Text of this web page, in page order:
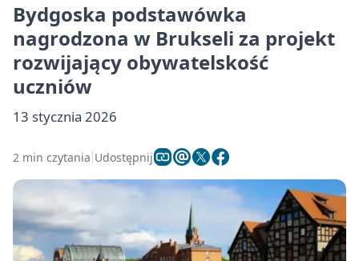
Bydgoska podstawówka
nagrodzona w Brukseli za projekt
rozwijający obywatelskość
uczniów
13 stycznia 2026
2 min czytania Udostępnij